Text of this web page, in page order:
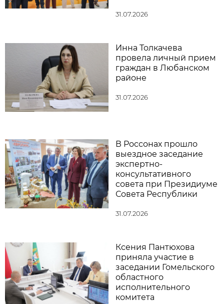
31.07.2026
Инна Толкачева
провела личный прием
граждан в Любанском
районе
31.07.2026
В Россонах прошло
выездное заседание
экспертно-
консультативного
совета при Президиуме
Совета Республики
31.07.2026
Ксения Пантюхова
приняла участие в
заседании Гомельского
областного
исполнительного
комитета